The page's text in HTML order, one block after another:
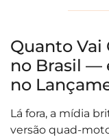
Quanto Vai
no Brasil —
no
Lá fora, a mídia
versão quad-